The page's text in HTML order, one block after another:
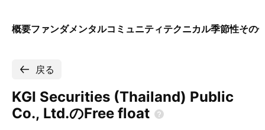
概要ファンダメンタルコミュニティテクニカル季節性その
戻る
KGI Securities (Thailand) Public
Co., Ltd.のFree float